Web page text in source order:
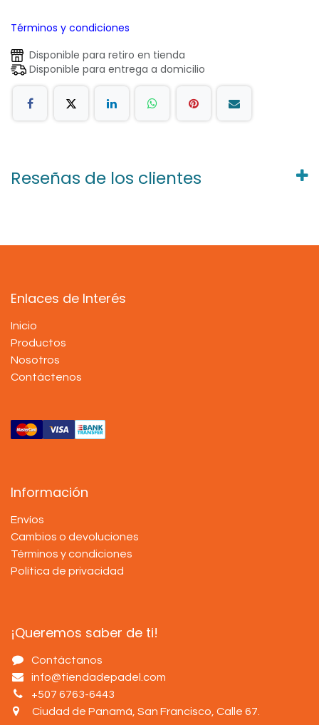
Términos y condiciones
Disponible para retiro en tienda
Disponible para entrega a domicilio
Reseñas de los clientes
Enlaces de Interés
Inicio
Productos
Nosotros
Contáctenos
Información
Envíos
Cambios o devoluciones
Términos y condiciones
Política de privacidad
¡Queremos saber de ti!
Contáctanos
info@tiendadepadel.com
+507 6763-6443
Ciudad de Panamá, San Francisco, Calle 67